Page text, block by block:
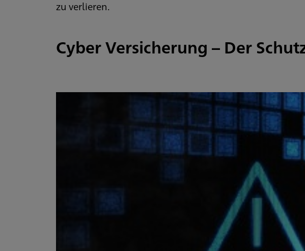
zu verlieren.
Cyber Versicherung – Der